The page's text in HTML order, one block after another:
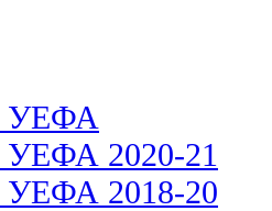
УЕФА
УЕФА 2020-21
УЕФА 2018-20